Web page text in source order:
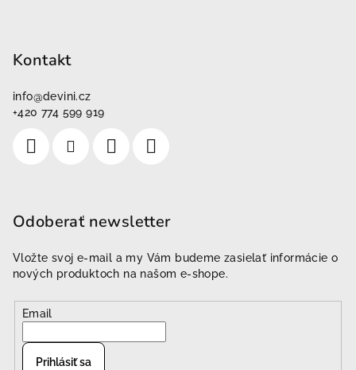
Kontakt
info@devini.cz
+420 774 599 919
Odoberať newsletter
Vložte svoj e-mail a my Vám budeme zasielať informácie o
nových produktoch na našom e-shope.
Email
Prihlásiť sa